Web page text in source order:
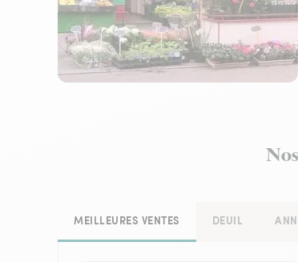
MEILLEURES VENTES DEUIL